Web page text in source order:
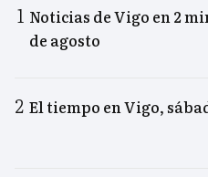
Noticias de Vigo en 2
de agosto
El tiempo en Vigo,